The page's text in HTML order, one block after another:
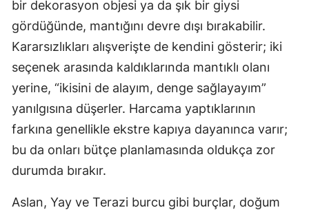
bir dekorasyon objesi ya da şık bir giysi
gördüğünde, mantığını devre dışı bırakabilir.
Kararsızlıkları alışverişte de kendini gösterir; iki
seçenek arasında kaldıklarında mantıklı olanı
yerine, “ikisini de alayım, denge sağlayayım”
yanılgısına düşerler. Harcama yaptıklarının
farkına genellikle ekstre kapıya dayanınca varır;
bu da onları bütçe planlamasında oldukça zor
durumda bırakır.
Aslan, Yay ve Terazi burcu gibi burçlar, doğum